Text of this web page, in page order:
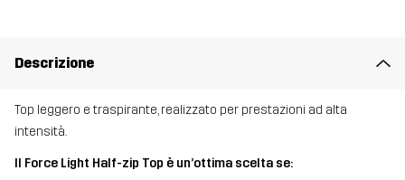
Descrizione
Top leggero e traspirante, realizzato per prestazioni ad alta
intensità.
Il Force Light Half-zip Top è un’ottima scelta se: